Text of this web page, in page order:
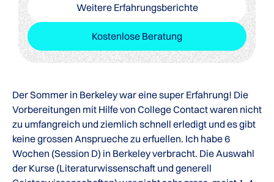
Weitere Erfahrungsberichte
Kostenlose Beratung
Der Sommer in Berkeley war eine super Erfahrung! Die
Vorbereitungen mit Hilfe von College Contact waren nicht
zu umfangreich und ziemlich schnell erledigt und es gibt
keine grossen Ansprueche zu erfuellen. Ich habe 6
Wochen (Session D) in Berkeley verbracht. Die Auswahl
der Kurse (Literaturwissenschaft und generell